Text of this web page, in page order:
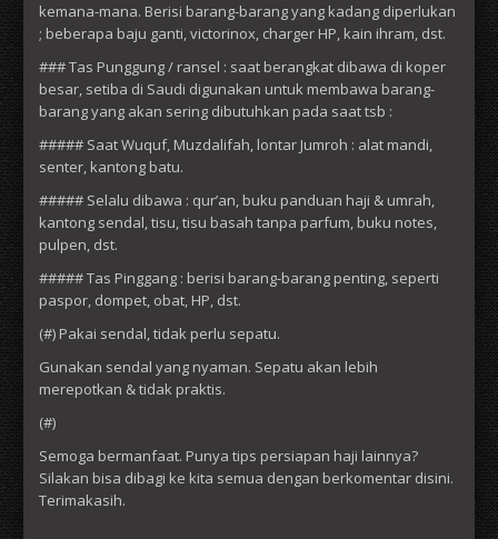
kemana-mana. Berisi barang-barang yang kadang diperlukan
; beberapa baju ganti, victorinox, charger HP, kain ihram, dst.
### Tas Punggung / ransel : saat berangkat dibawa di koper
besar, setiba di Saudi digunakan untuk membawa barang-
barang yang akan sering dibutuhkan pada saat tsb :
##### Saat Wuquf, Muzdalifah, lontar Jumroh : alat mandi,
senter, kantong batu.
##### Selalu dibawa : qur’an, buku panduan haji & umrah,
kantong sendal, tisu, tisu basah tanpa parfum, buku notes,
pulpen, dst.
##### Tas Pinggang : berisi barang-barang penting, seperti
paspor, dompet, obat, HP, dst.
(#) Pakai sendal, tidak perlu sepatu.
Gunakan sendal yang nyaman. Sepatu akan lebih
merepotkan & tidak praktis.
(#)
Semoga bermanfaat. Punya tips persiapan haji lainnya?
Silakan bisa dibagi ke kita semua dengan berkomentar disini.
Terimakasih.